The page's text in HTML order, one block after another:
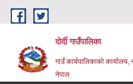
Skip to main content
दोर्दी गाउँपालिका
गाउँ कार्यपालिकाको
नेपाल